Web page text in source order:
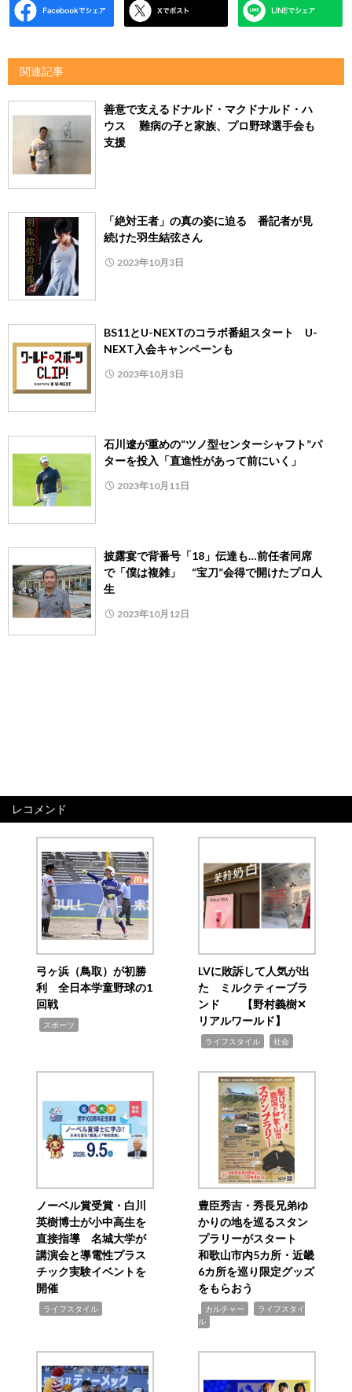
関連記事
善意で支えるドナルド・マクドナルド・ハ
ウス 難病の子と家族、プロ野球選手会も
支援
「絶対王者」の真の姿に迫る 番記者が見
続けた羽生結弦さん
2023年10月3日
BS11とU-NEXTのコラボ番組スタート U-
NEXT入会キャンペーンも
2023年10月3日
石川遼が重めの“ツノ型センターシャフト”パ
ターを投入「直進性があって前にいく」
2023年10月11日
披露宴で背番号「18」伝達も…前任者同席
で「僕は複雑」 “宝刀”会得で開けたプロ人
生
2023年10月12日
レコメンド
弓ヶ浜（鳥取）が初勝
利 全日本学童野球の1
回戦
スポーツ
LVに敗訴して人気が出
た ミルクティーブラ
ンド 【野村義樹✕
リアルワールド】
ライフスタイル 社会
ノーベル賞受賞・白川
英樹博士が小中高生を
直接指導 名城大学が
講演会と導電性プラス
チック実験イベントを
開催
ライフスタイル
豊臣秀吉・秀長兄弟ゆ
かりの地を巡るスタン
プラリーがスタート
和歌山市内5カ所・近畿
6カ所を巡り限定グッズ
をもらおう
カルチャー
ライフスタイ
ル